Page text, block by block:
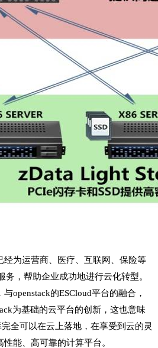
经为运营商、医疗、互联网、保险等
务，帮助企业成功地进行云化转型。
openstack的ESCloud平台的融合，
为基础的云平台的创新，这也意味
全可以在云上落地，在享受到云的灵
能、高可靠的计算平台。